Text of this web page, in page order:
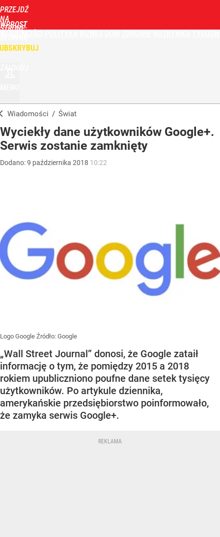
PRZEJDŹ
NA
STRONĘ
WPROST
Wiadomości / Świat
Wyciekły dane użytkowników Google+.
Serwis zostanie zamknięty
Dodano:9 października 2018 10:22
Logo Google Źródło: Google
„Wall Street Journal” donosi, że Google zataił
informację o tym, że pomiędzy 2015 a 2018
rokiem upubliczniono poufne dane setek tysięcy
użytkowników. Po artykule dziennika,
amerykańskie przedsiębiorstwo poinformowało,
że zamyka serwis Google+.